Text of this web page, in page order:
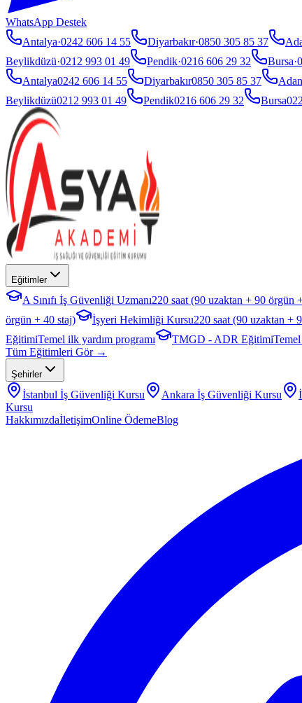
WhatsApp Destek
Antalya·0242 606 14 55 Diyarbakır·0850 305 85 37
Beylikdüzü·0212 993 01 49 Pendik·0216 606 29 32 Bursa·
Antalya0242 606 14 55 Diyarbakır0850 305 85 37
Beylikdüzü0212 993 01 49 Pendik0216 606 29 32 Bursa
Eğitimler
A Sınıfı İş Güvenliği Uzmanı220 saat (90 uzaktan + 90 örgün
örgün + 40 staj)
İşyeri Hekimliği Kursu220 saat (90 uzaktan +
EğitimiTemel ilk yardım programı TMGD - ADR Eğitimi
Tüm Eğitimleri Gör →
Şehirler
İstanbul İş Güvenliği Kursu Ankara İş Güvenliği Kursu
Kursu
HakkımızdaİletişimOnline ÖdemeBlog